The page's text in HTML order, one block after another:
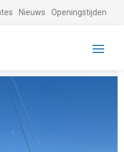
Nieuws Openingstijden